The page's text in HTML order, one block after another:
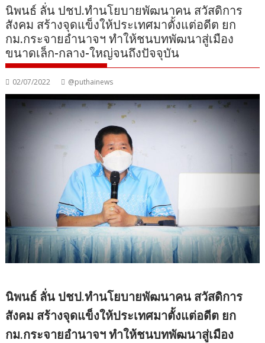
นิพนธ์ ลั่น ปชป.ทำนโยบายพัฒนาคน สวัสดิการ
สังคม สร้างจุดแข็งให้ประเทศมาตั้งแต่อดีต ยก
กม.กระจายอำนาจฯ ทำให้ชนบทพัฒนาสู่เมือง
ขนาดเล็ก-กลาง-ใหญ่จนถึงปัจจุบัน
02/07/2022 @puthainews
นิพนธ์ ลั่น ปชป.ทำนโยบายพัฒนาคน สวัสดิการ
สังคม สร้างจุดแข็งให้ประเทศมาตั้งแต่อดีต ยก
กม.กระจายอำนาจฯ ทำให้ชนบทพัฒนาสู่เมือง